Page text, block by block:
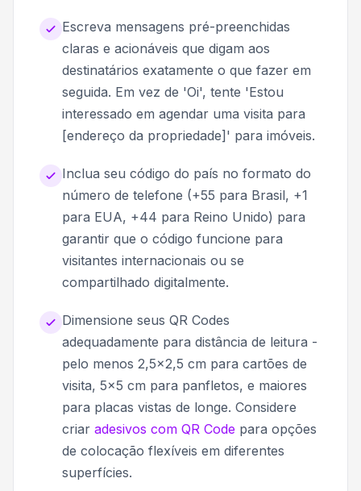
Escreva mensagens pré-preenchidas
claras e acionáveis que digam aos
destinatários exatamente o que fazer em
seguida. Em vez de 'Oi', tente 'Estou
interessado em agendar uma visita para
[endereço da propriedade]' para imóveis.
Inclua seu código do país no formato do
número de telefone (+55 para Brasil, +1
para EUA, +44 para Reino Unido) para
garantir que o código funcione para
visitantes internacionais ou se
compartilhado digitalmente.
Dimensione seus QR Codes
adequadamente para distância de leitura -
pelo menos 2,5x2,5 cm para cartões de
visita, 5x5 cm para panfletos, e maiores
para placas vistas de longe. Considere
criar adesivos com QR Code para opções
de colocação flexíveis em diferentes
superfícies.